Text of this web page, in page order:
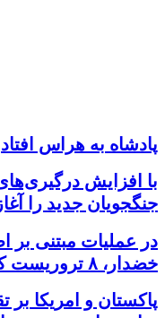
پادشاه به هراس افتاد
با افزایش
جنگجویان جدید را
در عملیات مبتنی بر
خضدار، ۸ تروریست کشته شدند
پاکستان و امریکا